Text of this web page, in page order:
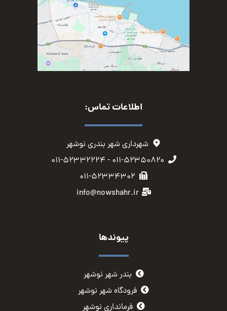
اطلاعات تماس:
شهرداری شهر بندری نوشهر
۰۱۱-۵۲۳۵۰۸۲۰ - ۰۱۱-۵۲۳۳۲۲۲۴
۰۱۱-۵۲۳۳۴۳۰۲
info@nowshahr.ir
پیوندها
بندر شهر نوشهر
فرودگاه شهر نوشهر
فرمانداری نوشهر